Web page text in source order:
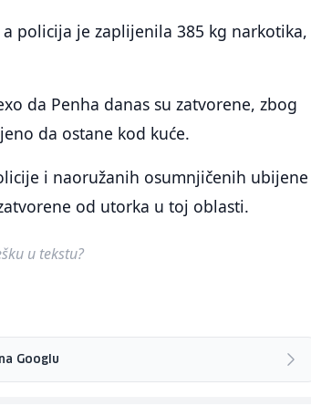
policija je zaplijenila 385 kg narkotika,
da Penha danas su zatvorene, zbog
da ostane kod kuće.
i naoružanih osumnjičenih ubijene
od utorka u toj oblasti.
u tekstu?
Googlu